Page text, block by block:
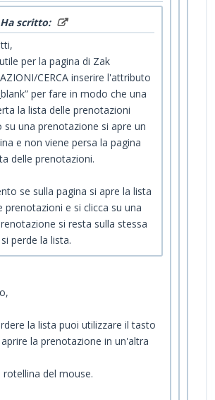
Ha scritto:
per la pagina di Zak
CERCA inserire l'attributo
per fare in modo che una
la lista delle prenotazioni
su una prenotazione si apre un
e non viene persa la pagina
delle prenotazioni.
se sulla pagina si apre la lista
prenotazioni e si clicca su una
si resta sulla stessa
perde la lista.
la lista puoi utilizzare il tasto
la prenotazione in un'altra
del mouse.